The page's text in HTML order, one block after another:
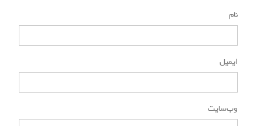
نام
ایمیل
وب‌سایت